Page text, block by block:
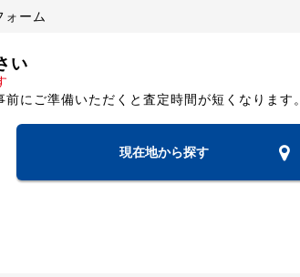
ォーム
い
にご準備いただくと査定時間が短くなります。
現在地から探す